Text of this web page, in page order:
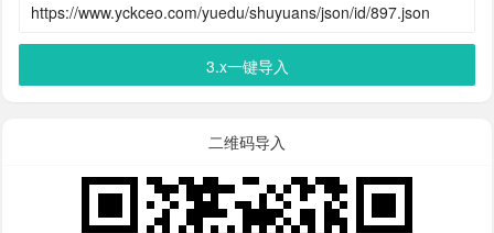
3.x一键导入
二维码导入